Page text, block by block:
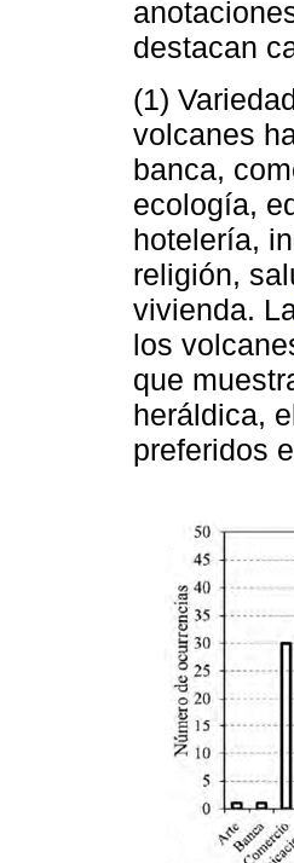
destacan
(1)
volcanes
banca,
ecología,
hotelería,
religión,
vivienda.
los
que
heráldica,
preferidos